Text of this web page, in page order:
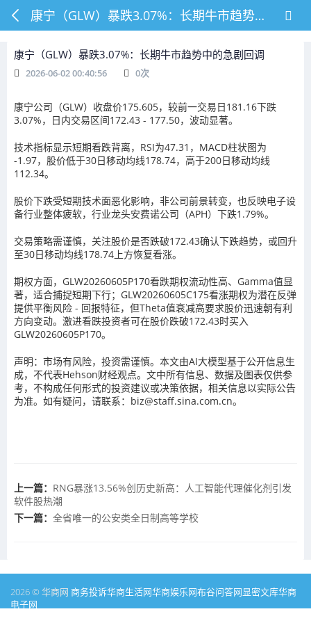
康宁（GLW）暴跌3.07%：长期牛市趋势中的急剧回调
康宁（GLW）暴跌3.07%：长期牛市趋势中的急剧回调
2026-06-02 00:40:56 0次
康宁公司（GLW）收盘价175.605，较前一交易日181.16下跌
3.07%，日内交易区间172.43 - 177.50，波动显著。
技术指标显示短期看跌背离，RSI为47.31，MACD柱状图为
-1.97，股价低于30日移动均线178.74，高于200日移动均线
112.34。
股价下跌受短期技术面恶化影响，非公司前景转变，也反映电子设
备行业整体疲软，行业龙头安费诺公司（APH）下跌1.79%。
交易策略需谨慎，关注股价是否跌破172.43确认下跌趋势，或回升
至30日移动均线178.74上方恢复看涨。
期权方面，GLW20260605P170看跌期权流动性高、Gamma值显
著，适合捕捉短期下行；GLW20260605C175看涨期权为潜在反弹
提供平衡风险 - 回报特征，但Theta值衰减高要求股价迅速朝有利
方向变动。激进看跌投资者可在股价跌破172.43时买入
GLW20260605P170。
声明：市场有风险，投资需谨慎。本文由AI大模型基于公开信息生
成，不代表Hehson财经观点。文中所有信息、数据及图表仅供参
考，不构成任何形式的投资建议或决策依据，相关信息以实际公告
为准。如有疑问，请联系：biz@staff.sina.com.cn。
上一篇： RNG暴涨13.56%创历史新高：人工智能代理催化剂引发
软件股热潮
下一篇： 全省唯一的公安类全日制高等学校
2026 © 华商网 商务投诉华商生活网华商娱乐网布谷问答网显密文库华商
电子网